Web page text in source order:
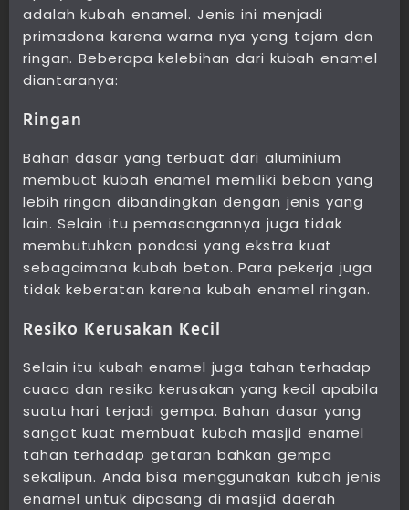
adalah kubah enamel. Jenis ini menjadi
primadona karena warna nya yang tajam dan
ringan. Beberapa kelebihan dari kubah enamel
diantaranya:
Ringan
Bahan dasar yang terbuat dari aluminium
membuat kubah enamel memiliki beban yang
lebih ringan dibandingkan dengan jenis yang
lain. Selain itu pemasangannya juga tidak
membutuhkan pondasi yang ekstra kuat
sebagaimana kubah beton. Para pekerja juga
tidak keberatan karena kubah enamel ringan.
Resiko Kerusakan Kecil
Selain itu kubah enamel juga tahan terhadap
cuaca dan resiko kerusakan yang kecil apabila
suatu hari terjadi gempa. Bahan dasar yang
sangat kuat membuat kubah masjid enamel
tahan terhadap getaran bahkan gempa
sekalipun. Anda bisa menggunakan kubah jenis
enamel untuk dipasang di masjid daerah